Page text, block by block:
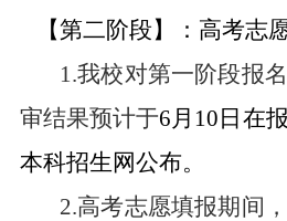
【第二阶段】：高考志
1.我校对第一阶段报
审结果预计于6月 10 日在
本科招生网公布。
2.高考志愿填报期间